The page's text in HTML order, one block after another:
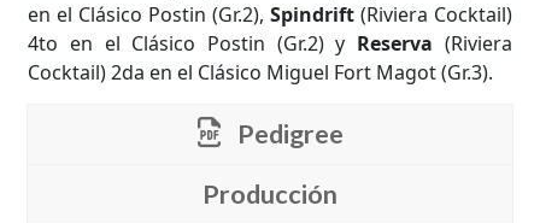
en el Clásico Postin (Gr.2), Spindrift (Riviera Cocktail)
4to en el Clásico Postin (Gr.2) y Reserva (Riviera
Cocktail) 2da en el Clásico Miguel Fort Magot (Gr.3).
Pedigree
Producción